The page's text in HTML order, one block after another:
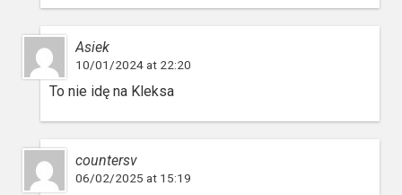
Asiek
10/01/2024 at 22:20
To nie idę na Kleksa
countersv
06/02/2025 at 15:19